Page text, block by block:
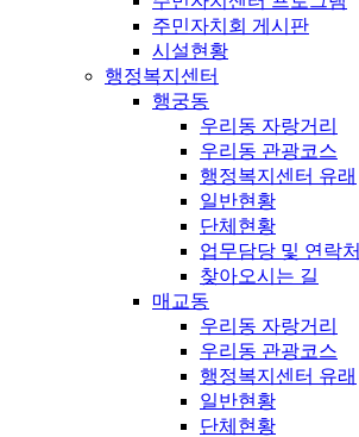
주민자치회 게시판
시설현황
행정복지센터
행궁동
우리동 자랑거리
우리동 관광코스
행정복지센터 유래
일반현황
단체현황
업무담당 및 연락처
찾아오시는 길
매교동
우리동 자랑거리
우리동 관광코스
행정복지센터 유래
일반현황
단체현황